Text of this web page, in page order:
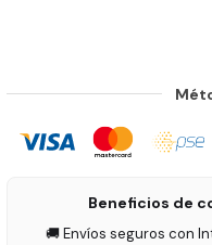
Beneficios de
🚚 Envíos seguros con